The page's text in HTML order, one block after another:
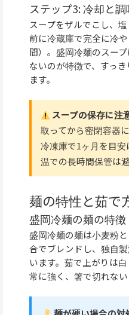
ステップ3: 冷却と調
スープをザルでこし、
前に冷蔵庫で完全に冷
間）。盛岡冷麺のスー
ないのが特徴で、すっ
ます。
スープの保存に注
取ってから密閉容器
冷凍庫で1ヶ月を目
温での長時間保管は
麺の特性と茹で
盛岡冷麺の麺の特徴
盛岡冷麺の麺は小麦粉
合でブレンドし、独自
います。茹で上がりは
常に強く、箸で切れない